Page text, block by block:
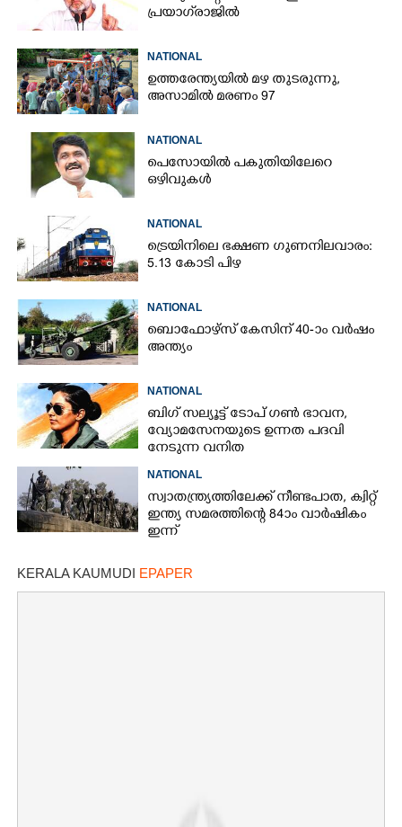
പ്രയാഗ്‌രാജിൽ
NATIONAL
ഉത്തരേന്ത്യയിൽ മഴ തുടരുന്നു,​
അസാമിൽ മരണം 97
NATIONAL
പെസോയിൽ പകുതിയിലേറെ
ഒഴിവുകൾ
NATIONAL
ട്രെയിനിലെ ഭക്ഷണ ഗുണനിലവാരം:
5.13 കോടി പിഴ
NATIONAL
ബൊഫോഴ്സ് കേസിന് 40-ാം വ‌ർഷം
അന്ത്യം
NATIONAL
ബിഗ് സല്യൂട്ട് ടോപ് ഗൺ ഭാവന,​
വ്യോമസേനയുടെ ഉന്നത പദവി
നേടുന്ന വനിത
NATIONAL
സ്വാതന്ത്ര്യത്തിലേക്ക് നീണ്ടപാത, ക്വിറ്റ്
ഇന്ത്യ സമരത്തിന്റെ 84ാം വാർഷികം
ഇന്ന്
KERALA KAUMUDI EPAPER